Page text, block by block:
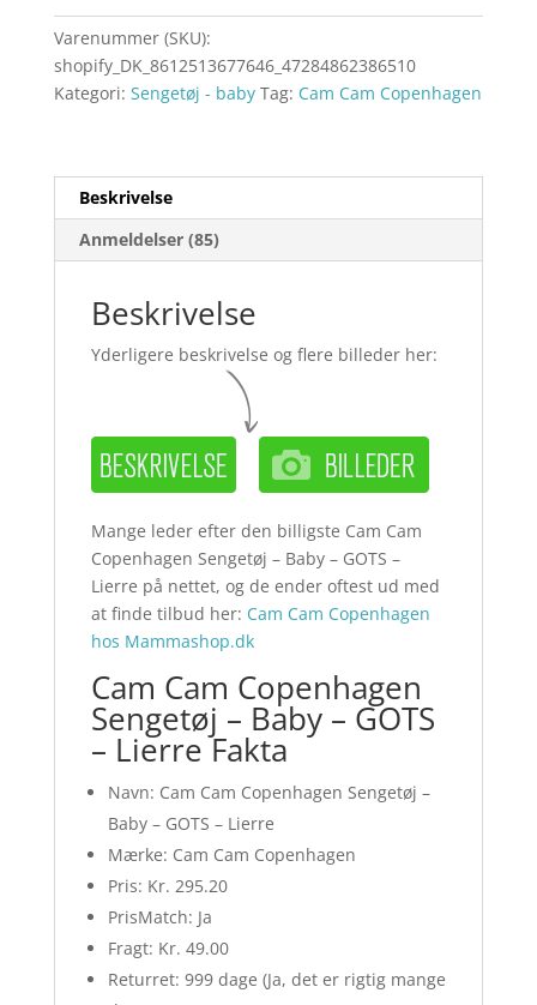
Varenummer (SKU):
shopify_DK_8612513677646_47284862386510
Kategori: Sengetøj - baby Tag: Cam Cam Copenhagen
Beskrivelse
Anmeldelser (85)
Beskrivelse
Yderligere beskrivelse og flere billeder her:
Mange leder efter den billigste Cam Cam
Copenhagen Sengetøj – Baby – GOTS –
Lierre på nettet, og de ender oftest ud med
at finde tilbud her: Cam Cam Copenhagen
hos Mammashop.dk
Cam Cam Copenhagen
Sengetøj – Baby – GOTS
– Lierre Fakta
Navn: Cam Cam Copenhagen Sengetøj –
Baby – GOTS – Lierre
Mærke: Cam Cam Copenhagen
Pris: Kr. 295.20
PrisMatch: Ja
Fragt: Kr. 49.00
Returret: 999 dage (Ja, det er rigtig mange